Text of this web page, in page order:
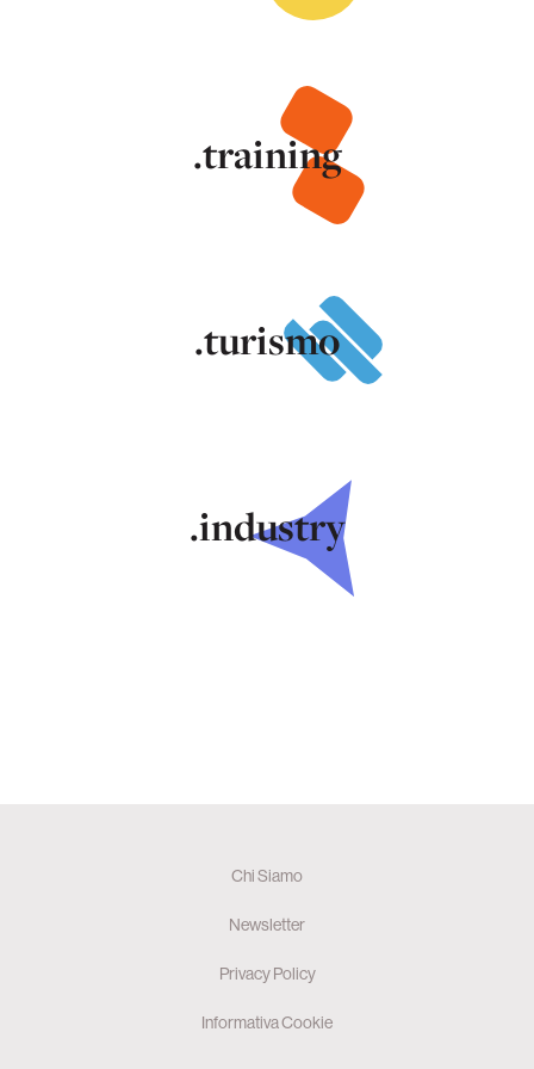
.training
.turismo
.industry
Chi Siamo
Newsletter
Privacy Policy
Informativa Cookie